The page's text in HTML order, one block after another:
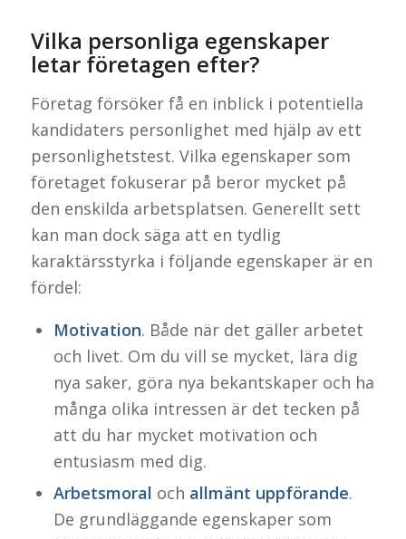
Vilka personliga egenskaper
letar företagen efter?
Företag försöker få en inblick i potentiella
kandidaters personlighet med hjälp av ett
personlighetstest. Vilka egenskaper som
företaget fokuserar på beror mycket på
den enskilda arbetsplatsen. Generellt sett
kan man dock säga att en tydlig
karaktärsstyrka i följande egenskaper är en
fördel:
Motivation. Både när det gäller arbetet
och livet. Om du vill se mycket, lära dig
nya saker, göra nya bekantskaper och ha
många olika intressen är det tecken på
att du har mycket motivation och
entusiasm med dig.
Arbetsmoral och allmänt uppförande.
De grundläggande egenskaper som